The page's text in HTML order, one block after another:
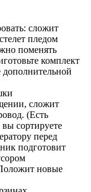
сложит
пледом
поменять
комплект
дополнительной
сложит
(Есть
сортируете
перед
подготовит
новые